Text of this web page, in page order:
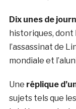
Dix unes de
historiques, dont
l’assassinat de
mondiale et
Une réplique
sujets tels que